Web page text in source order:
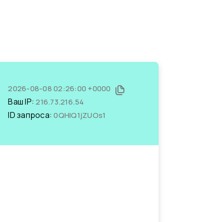
2026-08-08 02:26:00 +0000
Ваш IP:216.73.216.54
ID запроса:0QHIQ1jZUOs1